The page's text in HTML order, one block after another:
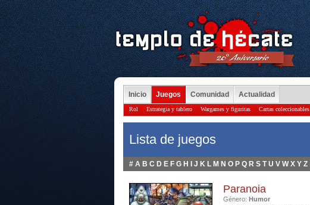
Inicio Juegos Comunidad Actualidad
Rol Estrategia y tablero Wargames y figuritas Cartas coleccionables
Lista de juegos
# A B C D E F G H J K L M N O P Q R S T U V W X Y Z
Paranoia
Género: Humor